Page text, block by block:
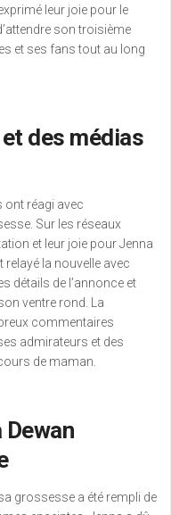
leur joie pour le
son troisième
et ses fans tout au long
des médias
ont réagi avec
Sur les réseaux
et leur joie pour Jenna
la nouvelle avec
détails de l’annonce et
ventre rond. La
commentaires
admirateurs et des
de maman.
grossesse a été rempli de